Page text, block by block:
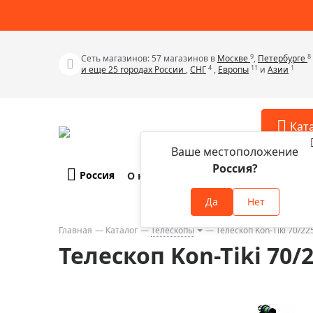
Сеть магазинов: 57 магазинов в Москве 9, Петербурге 8
и еще 25 городах России ,СНГ 4 , Европы 11 и Азии 1
Телескопы
Бинокли
Зрительные трубы
Россия
Ваше местоположение
Россия?
Да Нет
О компании Оплата и доставка
Главная Каталог Телескопы Телескоп Kon-Tiki 70/
Телескоп Kon-Tiki